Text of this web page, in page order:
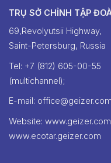
TRỤ SỞ CHỈNH TẬP
69,Revolyutsii Highway,
Saint-Petersburg, Russia
Tel: +7 (812) 605-00-55
(multichannel);
E-mail: office@geizer.com
Website:
www.ecotar.geizer.com